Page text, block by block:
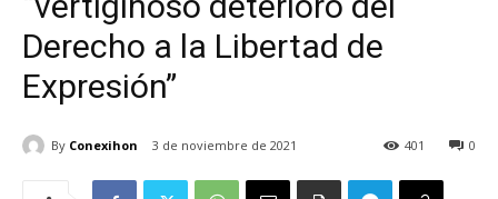
Derecho a la Libertad de
Expresión”
By Conexihon 3 de noviembre de 2021 0
401